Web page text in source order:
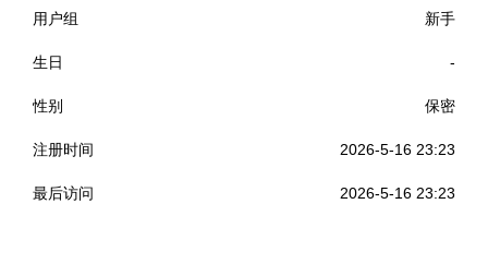
用户组 新手
生日 -
性别 保密
注册时间 2026-5-16 23:23
最后访问 2026-5-16 23:23